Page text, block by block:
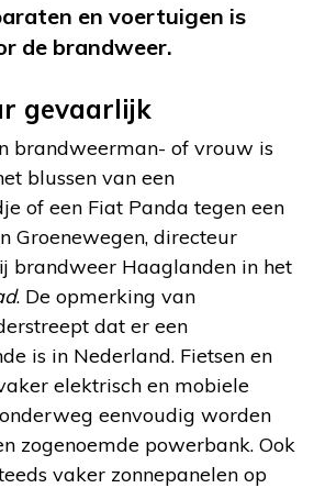
en voertuigen is
de brandweer.
gevaarlijk
brandweerman- of vrouw is
blussen van een
of een Fiat Panda tegen een
Groenewegen, directeur
brandweer Haaglanden in het
. De opmerking van
dat er een
is in Nederland. Fietsen en
elektrisch en mobiele
eenvoudig worden
zogenoemde powerbank. Ook
vaker zonnepanelen op